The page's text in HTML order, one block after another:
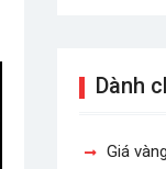
Dành
Giá